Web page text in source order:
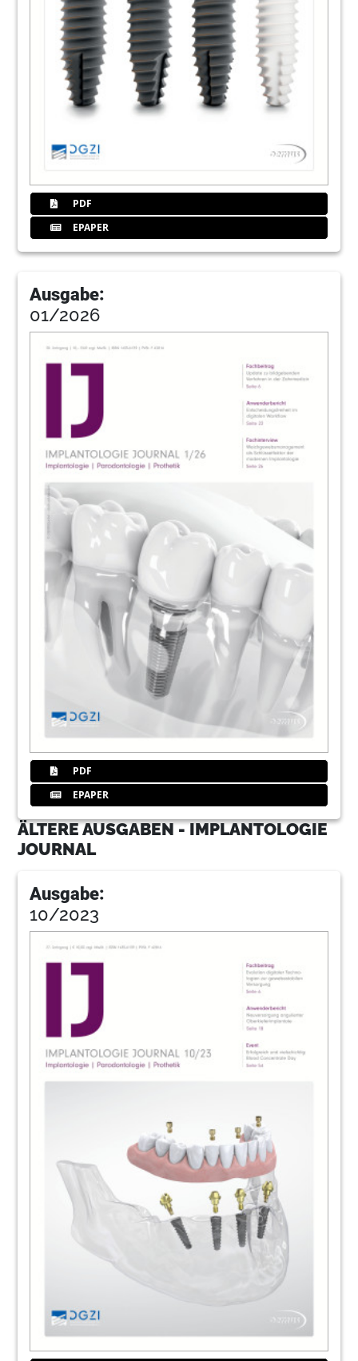
Ästhetische Zahnmedizin im Fokus
Anja Baran
Doppelakt Zahnarzt und Unternehmer: Ein
moralischer Widerspruch?
Wolfgang J. Lihl
und GOZ-konforme Abrechnung
Termine / Impressum
Redaktion
84BEGO Implant Systems GmbH & Co. KG
PDF
EPAPER
Ausgabe:
01/2026
PDF
EPAPER
ÄLTERE AUSGABEN - IMPLANTOLOGIE
JOURNAL
Ausgabe:
10/2023